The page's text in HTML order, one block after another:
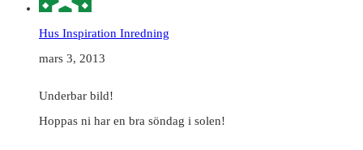
Hus Inspiration Inredning
mars 3, 2013
Underbar bild!
Hoppas ni har en bra söndag i solen!